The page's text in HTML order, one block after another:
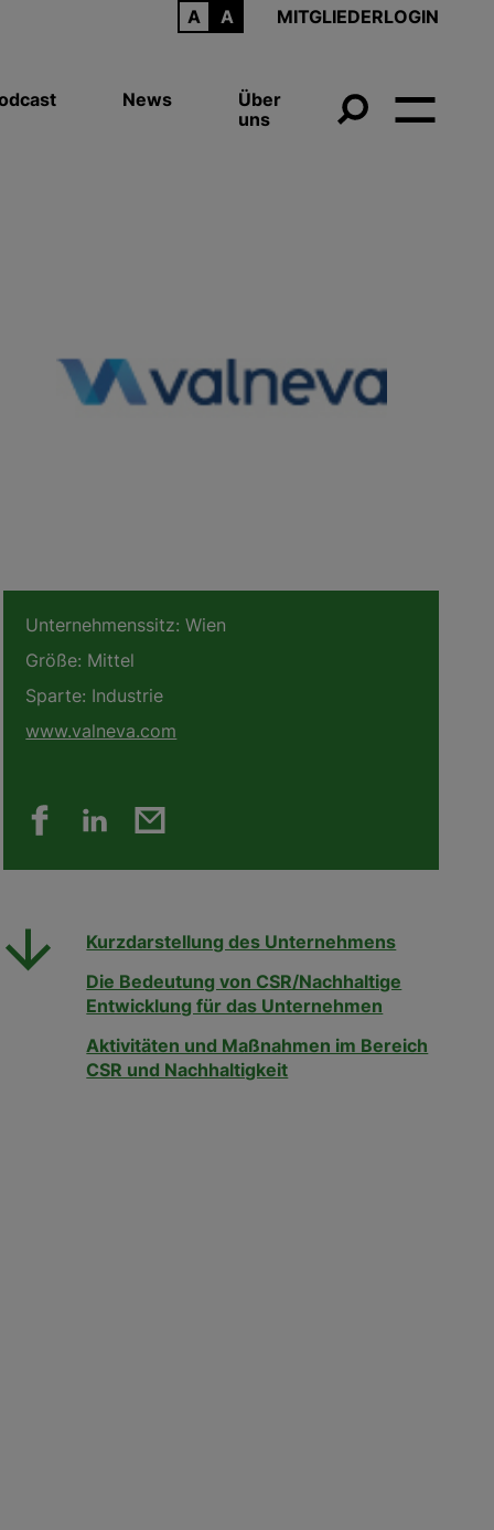
MITGLIEDERLOGIN
News
Über
uns
Unternehmenssitz: Wien
Größe: Mittel
Sparte: Industrie
www.valneva.com
Kurzdarstellung des Unternehmens
Die Bedeutung von CSR/Nachhaltige
Entwicklung für das Unternehmen
Aktivitäten und Maßnahmen im Bereich
CSR und Nachhaltigkeit